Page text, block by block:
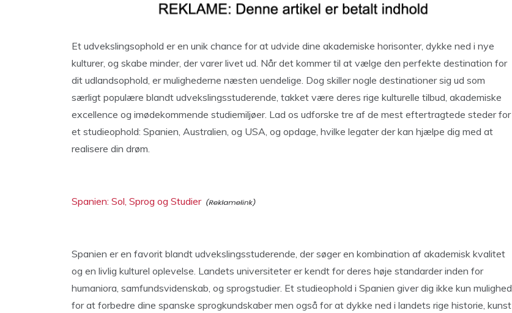
Et udvekslingsophold er en unik chance for at udvide dine akademiske horisonter, dykke ned i nye
kulturer, og skabe minder, der varer livet ud. Når det kommer til at vælge den perfekte destination for
dit udlandsophold, er mulighederne næsten uendelige. Dog skiller nogle destinationer sig ud som
særligt populære blandt udvekslingsstuderende, takket være deres rige kulturelle tilbud, akademiske
excellence og imødekommende studiemiljøer. Lad os udforske tre af de mest eftertragtede steder for
et studieophold: Spanien, Australien, og USA, og opdage, hvilke legater der kan hjælpe dig med at
realisere din drøm.
Spanien: Sol, Sprog og Studier
Spanien er en favorit blandt udvekslingsstuderende, der søger en kombination af akademisk kvalitet
og en livlig kulturel oplevelse. Landets universiteter er kendt for deres høje standarder inden for
humaniora, samfundsvidenskab, og sprogstudier. Et studieophold i Spanien giver dig ikke kun mulighed
for at forbedre dine spanske sprogkundskaber men også for at dykke ned i landets rige historie, kunst